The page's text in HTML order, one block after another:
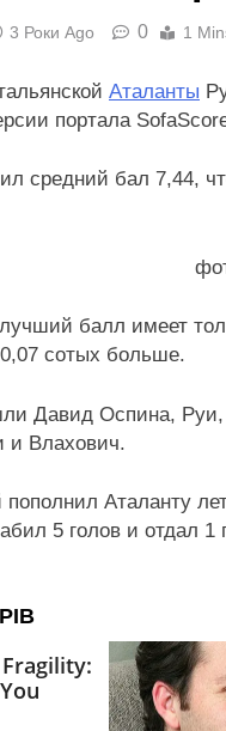
3 Роки Ago 0 1
Аталанты
портала
средний бал 7,44,
балл имеет
сотых больше.
Давид Оспина,
и Влахович.
Аталанту
5 голов и отдал 1